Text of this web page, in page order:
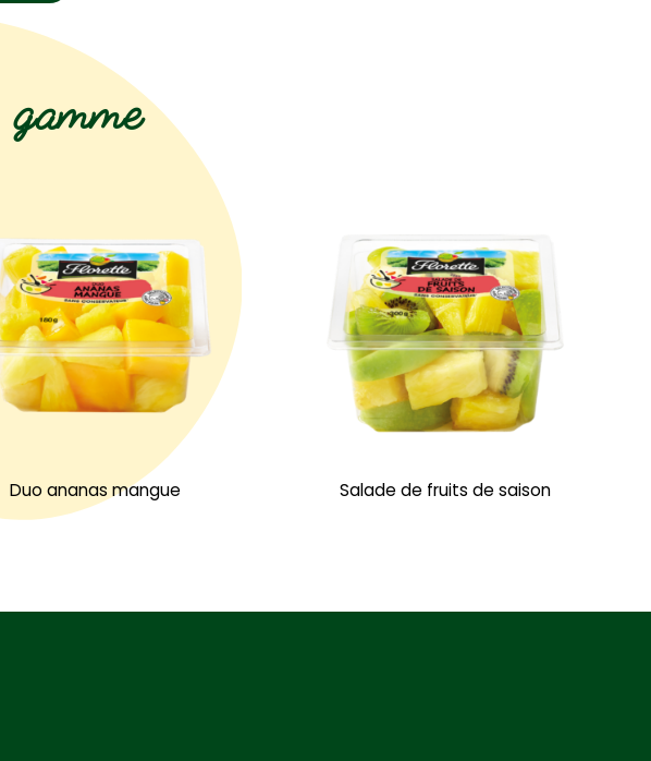
gamme
Duo ananas mangue Salade de fruits de saison